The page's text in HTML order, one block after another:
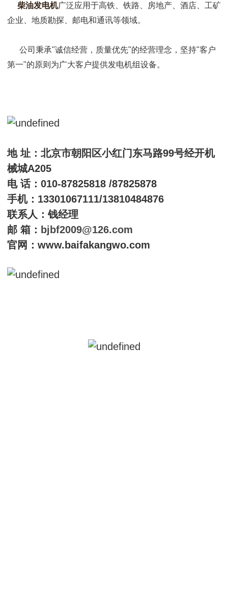
柴油发电机广泛应用于高铁、铁路、房地产、酒店、工矿
企业、地质勘探、邮电和通讯等领域。
公司秉承"诚信经营，质量优先"的经营理念，坚持"客户
第一"的原则为广大客户提供发电机组设备。
地 址：北京市朝阳区小红门东马路99号经开机
械城A205
电 话：010-87825818 /87825878
手机：13301067111/13810484876
联系人：钱经理
邮 箱： bjbf2009@126.com
官网：www.baifakangwo.com